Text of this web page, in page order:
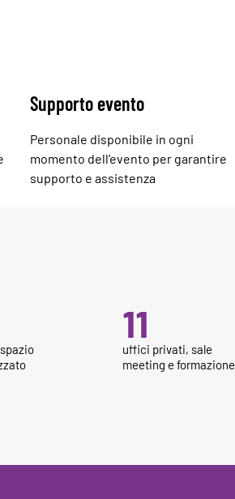
Supporto evento
Personale disponibile in ogni
momento dell’evento per garantire
supporto e assistenza
11
uffici privati, sale
meeting e formazione